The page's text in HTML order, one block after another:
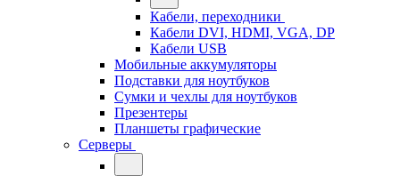
Кабели, переходники
Кабели DVI, HDMI, VGA, DP
Кабели USB
Мобильные аккумуляторы
Подставки для ноутбуков
Сумки и чехлы для ноутбуков
Презентеры
Планшеты графические
Серверы